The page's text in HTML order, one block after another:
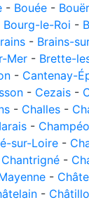
- Bouée - Bouër
Bourg-le-Roi -
- Brains-
Mer - Brette-
- Cantenay-
- Cezais -
- Challes -
-
sur-Loire -
Chantrigné -
-
-